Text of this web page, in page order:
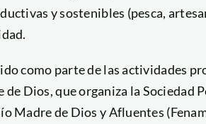
y sostenibles (pesca,
como parte de las actividades
Dios, que organiza la Sociedad
Madre de Dios y Afluentes